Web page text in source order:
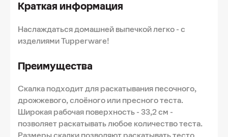
Краткая информация
Наслаждаться домашней выпечкой легко - с
изделиями Tupperware!
Преимущества
Скалка подходит для раскатывания песочного,
дрожжевого, слоёного или пресного теста.
Широкая рабочая поверхность - 33,2 см -
позволяет раскатывать любое количество теста.